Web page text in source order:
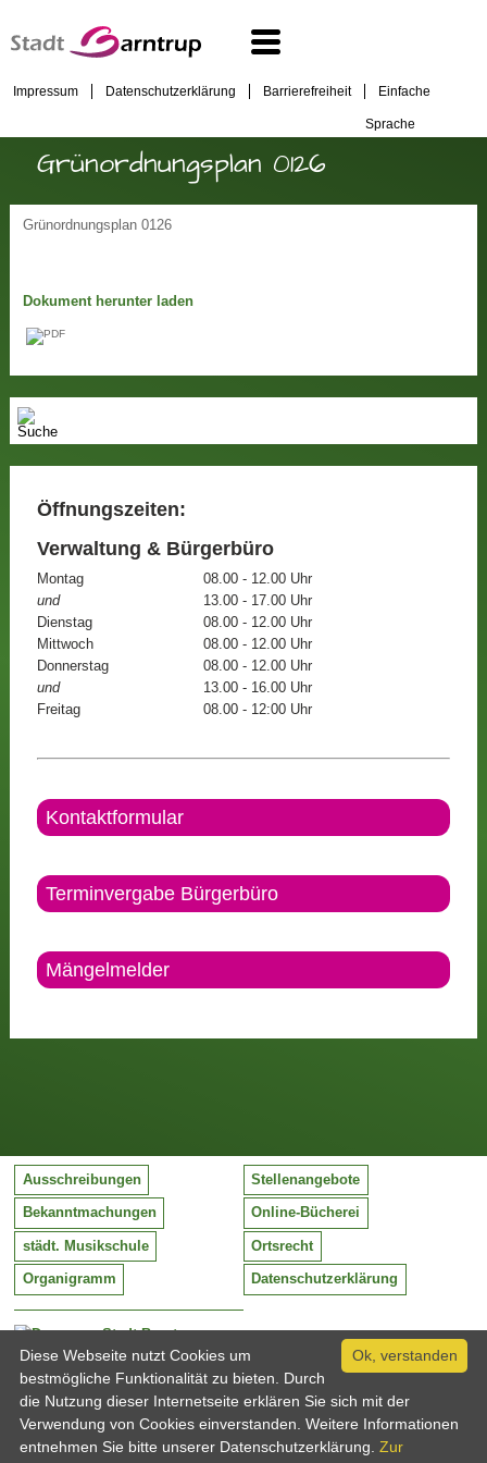
Impressum Datenschutzerklärung Barrierefreiheit Einfache
Sprache
Grünordnungsplan 0126
Grünordnungsplan 0126
Dokument herunter laden
Öffnungszeiten:
Verwaltung & Bürgerbüro
Montag
08.00 - 12.00 Uhr
und
13.00 - 17.00 Uhr
Dienstag
08.00 - 12.00 Uhr
Mittwoch
08.00 - 12.00 Uhr
Donnerstag
08.00 - 12.00 Uhr
und
13.00 - 16.00 Uhr
Freitag
08.00 - 12:00 Uhr
Kontaktformular
Terminvergabe Bürgerbüro
Mängelmelder
Stadt Barntrup
Mittelstraße 38
32683 Barntrup
Tel:
Email:
05263 / 409-0
info@barntrup.de
Ausschreibungen Stellenangebote
Bekanntmachungen Online-Bücherei
städt. Musikschule Ortsrecht
Organigramm Datenschutzerklärung
Ok, verstanden
Diese Webseite nutzt Cookies um
bestmögliche Funktionalität zu bieten. Durch
die Nutzung dieser Internetseite erklären Sie sich mit der
Verwendung von Cookies einverstanden. Weitere Informationen
entnehmen Sie bitte unserer Datenschutzerklärung. Zur